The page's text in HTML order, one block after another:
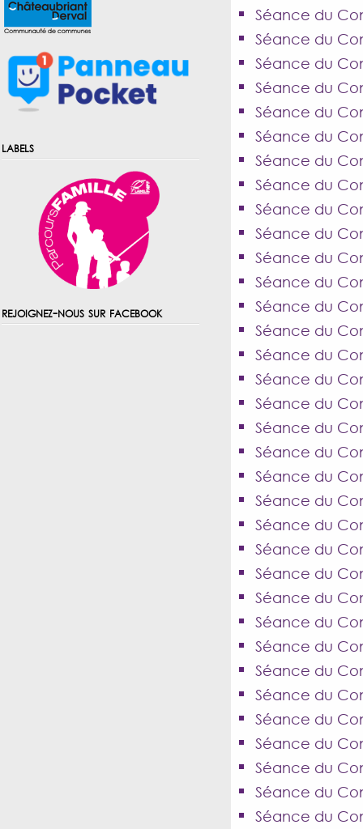
labels
rejoignez-nous sur facebook
Séance du
Séance du
Séance du
Séance du
Séance du
Séance du
Séance du
Séance du
Séance du
Séance du
Séance du
Séance du
Séance du
Séance du
Séance du
Séance du
Séance du
Séance du
Séance du
Séance du
Séance du
Séance du
Séance du
Séance du
Séance du
Séance du
Séance du
Séance du
Séance du
Séance du
Séance du
Séance du
Séance du
Séance du